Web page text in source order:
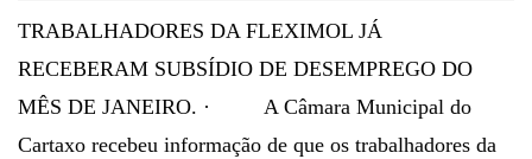
TRABALHADORES DA FLEXIMOL JÁ
RECEBERAM SUBSÍDIO DE DESEMPREGO DO
MÊS DE JANEIRO. · A Câmara Municipal do
Cartaxo recebeu informação de que os trabalhadores da